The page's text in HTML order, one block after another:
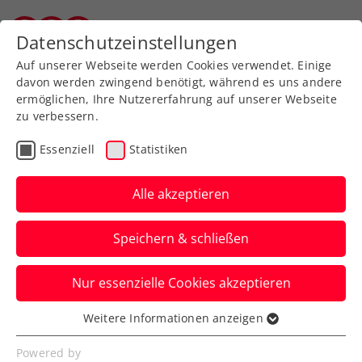
Schiedsrichterausbildung
Werde Teil unserer Schiedsrichter:innen-Crew und
erlebe Tennis aus einer völlig neuen Perspektive!
Der Vorarlberger Tennisverband bietet regelmäßig
Datenschutzeinstellungen
Auf unserer Webseite werden Cookies verwendet. Einige
davon werden zwingend benötigt, während es uns andere
ermöglichen, Ihre Nutzererfahrung auf unserer Webseite
zu verbessern.
Essenziell Statistiken
Alle akzeptieren
Speichern & schließen
Nur essenzielle Cookies akzeptieren
Essenziell
Essenzielle Cookies werden für grundlegende
Weitere Informationen anzeigen
Powered by